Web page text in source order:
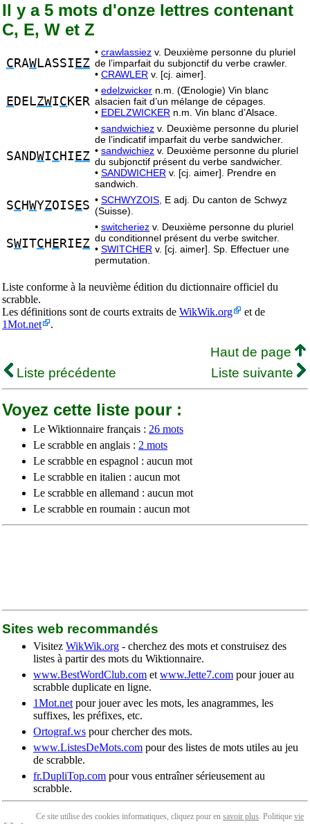
Il y a 5 mots d'onze lettres contenant
C, E, W et Z
C RAWLASSI EZ
• crawlassiez v. Deuxième personne du pluriel
de l’imparfait du subjonctif du verbe crawler.
• CRAWLER v. [cj. aimer].
E DELZWIC KER
• edelzwicker n.m. (Œnologie) Vin blanc
alsacien fait d’un mélange de cépages.
• EDELZWICKER n.m. Vin blanc d’Alsace.
SANDWIC HI EZ
• sandwichiez v. Deuxième personne du pluriel
de l’indicatif imparfait du verbe sandwicher.
• sandwichiez v. Deuxième personne du pluriel
du subjonctif présent du verbe sandwicher.
• SANDWICHER v. [cj. aimer]. Prendre en
sandwich.
SC HWYZOIS ES • SCHWYZOIS, E adj. Du canton de Schwyz
(Suisse).
SWITC H E RIEZ
• switcheriez v. Deuxième personne du pluriel
du conditionnel présent du verbe switcher.
• SWITCHER v. [cj. aimer]. Sp. Effectuer une
permutation.
Liste conforme à la neuvième édition du dictionnaire officiel du
scrabble.
Les définitions sont de courts extraits de WikWik.org
et de
1Mot.net
.
Haut de page
Liste précédente
Liste suivante
Voyez cette liste pour :
Le Wiktionnaire français : 26 mots
Le scrabble en anglais : 2 mots
Le scrabble en espagnol : aucun mot
Le scrabble en italien : aucun mot
Le scrabble en allemand : aucun mot
Le scrabble en roumain : aucun mot
Sites web recommandés
Visitez WikWik.org - cherchez des mots et construisez des
listes à partir des mots du Wiktionnaire.
www.BestWordClub.com et www.Jette7.com pour jouer au
scrabble duplicate en ligne.
1Mot.net pour jouer avec les mots, les anagrammes, les
suffixes, les préfixes, etc.
Ortograf.ws pour chercher des mots.
www.ListesDeMots.com pour des listes de mots utiles au jeu
de scrabble.
fr.DupliTop.com pour vous entraîner sérieusement au
scrabble.
Ce site utilise des cookies informatiques, cliquez pour en savoir plus. Politique vie